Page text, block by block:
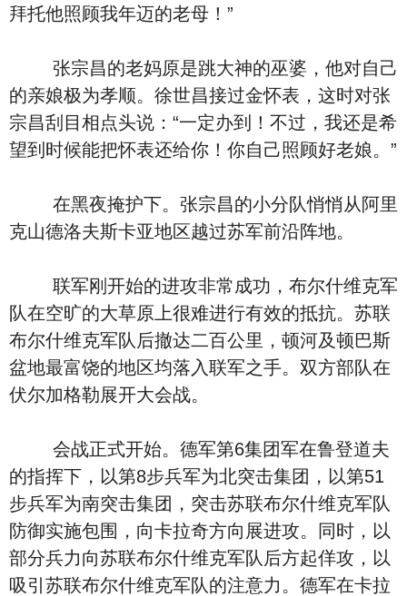
拜托他照顾我年迈的老母！”
张宗昌的老妈原是跳大神的巫婆，他对自己
的亲娘极为孝顺。徐世昌接过金怀表，这时对张
宗昌刮目相点头说：“一定办到！不过，我还是希
望到时候能把怀表还给你！你自己照顾好老娘。”
在黑夜掩护下。张宗昌的小分队悄悄从阿里
克山德洛夫斯卡亚地区越过苏军前沿阵地。
联军刚开始的进攻非常成功，布尔什维克军
队在空旷的大草原上很难进行有效的抵抗。苏联
布尔什维克军队后撤达二百公里，顿河及顿巴斯
盆地最富饶的地区均落入联军之手。双方部队在
伏尔加格勒展开大会战。
会战正式开始。德军第6集团军在鲁登道夫
的指挥下，以第8步兵军为北突击集团，以第51
步兵军为南突击集团，突击苏联布尔什维克军队
防御实施包围，向卡拉奇方向展进攻。同时，以
部分兵力向苏联布尔什维克军队后方起佯攻，以
吸引苏联布尔什维克军队的注意力。德军在卡拉